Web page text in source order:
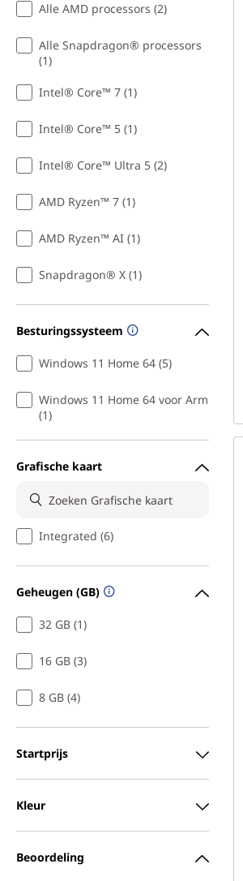
Alle AMD processors (2)
Alle Snapdragon® processors
(1)
Intel® Core™ 7 (1)
Intel® Core™ 5 (1)
Intel® Core™ Ultra 5 (2)
AMD Ryzen™ 7 (1)
AMD Ryzen™ AI (1)
Snapdragon® X (1)
Besturingssysteem
Windows 11 Home 64 (5)
Windows 11 Home 64 voor Arm
(1)
Grafische kaart
Integrated (6)
Geheugen (GB)
32 GB (1)
16 GB (3)
8 GB (4)
Startprijs
Kleur
Beoordeling